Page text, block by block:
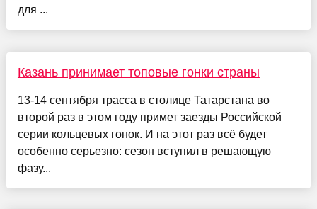
для ...
Казань принимает топовые гонки страны
13-14 сентября трасса в столице Татарстана во
второй раз в этом году примет заезды Российской
серии кольцевых гонок. И на этот раз всё будет
особенно серьезно: сезон вступил в решающую
фазу...